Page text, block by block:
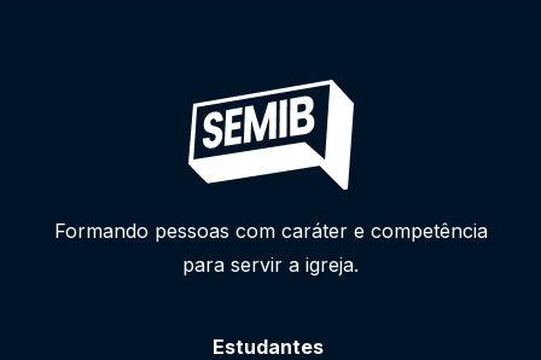
Formando pessoas com caráter e competência
para servir a igreja.
Estudantes